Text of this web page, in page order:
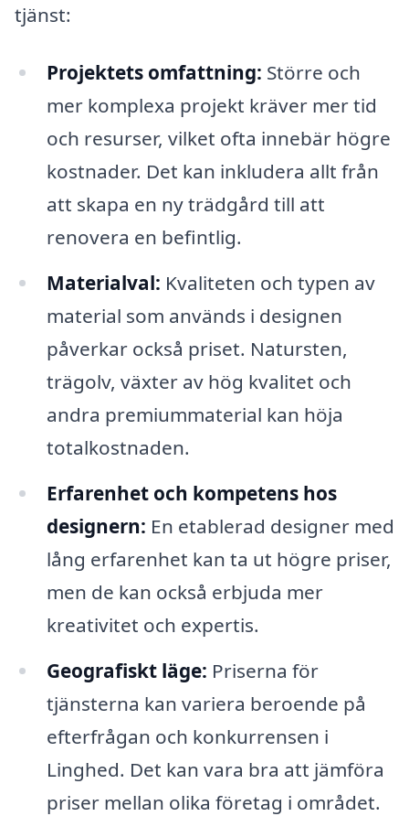
tjänst:
Projektets omfattning: Större och
mer komplexa projekt kräver mer tid
och resurser, vilket ofta innebär högre
kostnader. Det kan inkludera allt från
att skapa en ny trädgård till att
renovera en befintlig.
Materialval: Kvaliteten och typen av
material som används i designen
påverkar också priset. Natursten,
trägolv, växter av hög kvalitet och
andra premiummaterial kan höja
totalkostnaden.
Erfarenhet och kompetens hos
designern: En etablerad designer med
lång erfarenhet kan ta ut högre priser,
men de kan också erbjuda mer
kreativitet och expertis.
Geografiskt läge: Priserna för
tjänsterna kan variera beroende på
efterfrågan och konkurrensen i
Linghed. Det kan vara bra att jämföra
priser mellan olika företag i området.